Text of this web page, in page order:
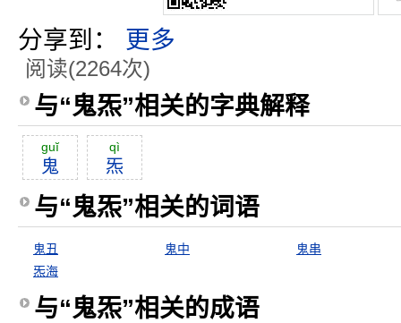
分享到： 更多
阅读(2264次)
与“鬼炁”相关的字典解释
guĭ
鬼
qì
炁
与“鬼炁”相关的词语
鬼丑 鬼中
鬼串
炁海
与“鬼炁”相关的成语